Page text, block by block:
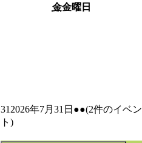
金金曜日
31 2026年7月31日 ●●(2件のイベン
ト)